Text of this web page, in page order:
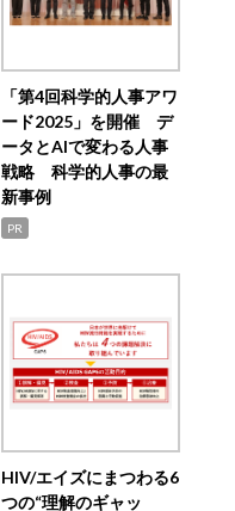
「第4回科学的人事アワ
ード2025」を開催 デ
ータとAIで変わる人事
戦略 科学的人事の最
新事例
PR
HIV/エイズにまつわる6
つの“理解のギャッ